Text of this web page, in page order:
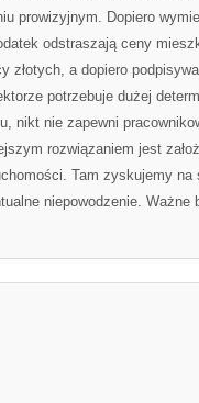
prowizyjnym. Dopiero
odstraszają ceny
a dopiero
potrzebuje dużej
nikt nie zapewni
rozwiązaniem jest
Tam zyskujemy
niepowodzenie. Ważne